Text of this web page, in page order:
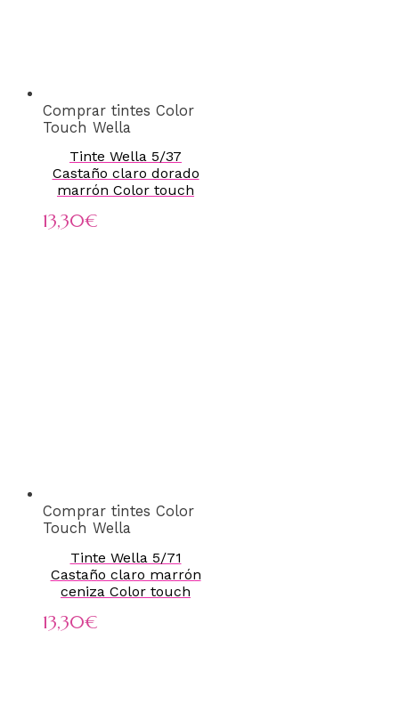
Comprar tintes Color
Touch Wella
Tinte Wella 5/37
Castaño claro dorado
marrón Color touch
13,30€
Comprar tintes Color
Touch Wella
Tinte Wella 5/71
Castaño claro marrón
ceniza Color touch
13,30€